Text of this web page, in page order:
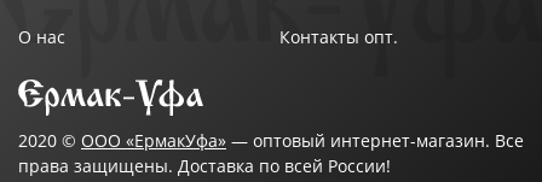
О нас Контакты опт.
2020 © ООО «ЕрмакУфа» — оптовый интернет-магазин. Все
права защищены. Доставка по всей России!